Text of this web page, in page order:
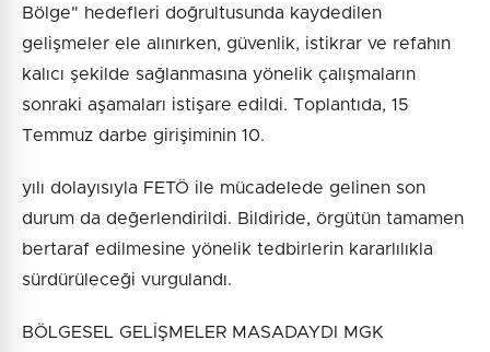
Bölge" hedefleri doğrultusunda kaydedilen
gelişmeler ele alınırken, güvenlik, istikrar ve refahın
kalıcı şekilde sağlanmasına yönelik çalışmaların
sonraki aşamaları istişare edildi. Toplantıda, 15
Temmuz darbe girişiminin 10.
yılı dolayısıyla FETÖ ile mücadelede gelinen son
durum da değerlendirildi. Bildiride, örgütün tamamen
bertaraf edilmesine yönelik tedbirlerin kararlılıkla
sürdürüleceği vurgulandı.
BÖLGESEL GELİŞMELER MASADAYDI MGK